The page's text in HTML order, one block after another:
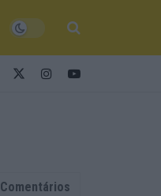
Comentários